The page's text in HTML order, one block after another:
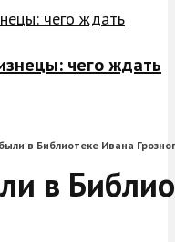
чего ждать
в Библиотеке Ивана
в